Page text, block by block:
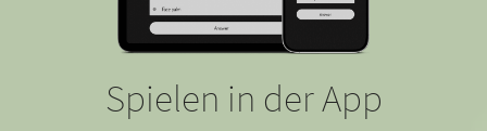
Spielen in der App